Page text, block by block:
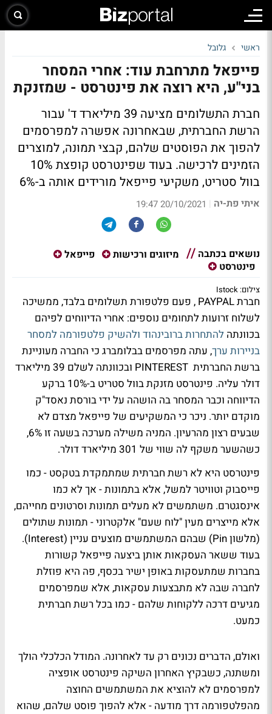
ראשי גלובל
פייפאל מתרחבת עוד: אחרי המסחר
בני"ע, היא רוצה את פינטרסט - שמזנקת
חברת התשלומים מציעה 39 מיליארד ד' עבור
הרשת החברתית, שבאחרונה אפשרה למפרסמים
להפוך את הפוסטים שלהם, קבצי תמונה, למוצרים
הזמינים לרכישה. בעוד שפינטרסט קופצת 10%
בוול סטריט, משקיעי פייפאל מורידים אותה ב-6%
איתי פת-יה |
20/10/2021 19:47
נושאים בכתבה מיזוגים ורכישות
פייפאל
פינטרסט
צילום: Istock
חברת PAYPAL , פעם פלטפורת תשלומים בלבד, ממשיכה
לשלוח זרועות לתחומים נוספים: אחרי הדיווחים לפיהם
בכוונתה להתחרות ברובינהוד ולהשיק פלטפורמה למסחר
בניירות ערך, עתה מפרסמים בבלומברג כי החברה מעוניינת
ברשת החברתית PINTEREST ובכוונתה לשלם 39 מיליארד
דולר עליה. פינטרסט מזנקת בוול סטריט ב-10% ברקע
הדיווחה וכבר המסחר בה הושהה על ידי בורסת נאסד"ק
מוקדם יותר. ניכר כי המשקיעים של פייפאל מצדם לא
שבעים רצון מהרעיון. המניה משילה מערכה בשעה זו 6%,
כשהשער משקף לה שווי של 301 מיליארד דולר.
פינטרסט היא לא רשת חברתית שמתמקדת בטקסט - כמו
פייסבוק וטוויטר למשל, אלא בתמונות - אך לא כמו
אינסגטרם. משתמשים לא מעלים תמונות וסרטונים מחייהם,
אלא מייצרים מעין "לוח שעם" אלקטרוני - תמונות שתולים
(מלשון Pin) שבהם המשתמשים מוצעים עניין (Interest).
בעוד ששאר העסקאות אותן ביצעה פייפאל קשורות
בחברות שמתעסקות באופן ישיר בכסף, פה היא פוזלת
לחברה שבה לא מתבצעות עסקאות, אלא שמפרסמים
מגיעים דרכה ללקוחות שלהם - כמו בכל רשת חברתית
כמעט.
ואולם, הדברים נכונים רק עד לאחרונה. המודל הכלכלי הולך
ומשתנה, כשבקיץ האחרון השיקה פינטרסט אופציה
למפרסמים לא להוציא את המשתמשים החוצה
מהפלטפורמה דרך מודעה - אלא להפוך פוסט שלהם, שהוא